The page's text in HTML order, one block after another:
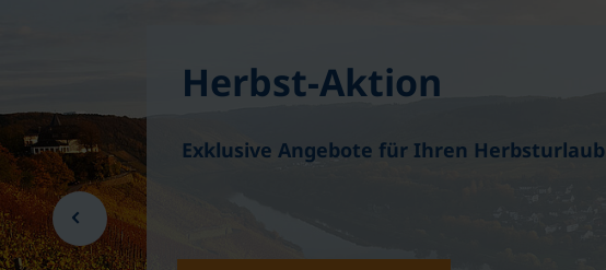
Herbst-Aktion
Exklusive Angebote für Ihren Herbsturlaub